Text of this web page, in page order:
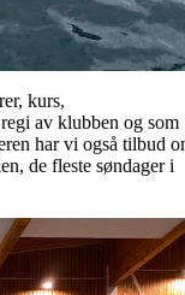
kurs,
av klubben og som
har vi også tilbud
de fleste søndager i